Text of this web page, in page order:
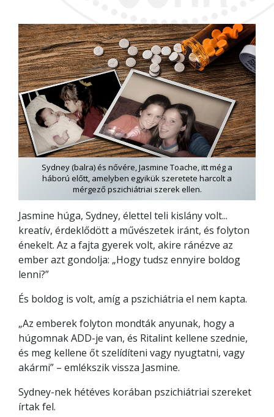
Sydney (balra) és nővére, Jasmine Toache, itt még a
háború előtt, amelyben egyikük szeretete harcolt a
mérgező pszichiátriai szerek ellen.
Jasmine húga, Sydney, élettel teli kislány volt...
kreatív, érdeklődött a művészetek iránt, és folyton
énekelt. Az a fajta gyerek volt, akire ránézve az
ember azt gondolja: „Hogy tudsz ennyire boldog
lenni?”
És boldog is volt, amíg a pszichiátria el nem kapta.
„Az emberek folyton mondták anyunak, hogy a
húgomnak ADD-je van, és Ritalint kellene szednie,
és meg kellene őt szelídíteni vagy nyugtatni, vagy
akármi” – emlékszik vissza Jasmine.
Sydney-nek hétéves korában pszichiátriai szereket
írtak fel.